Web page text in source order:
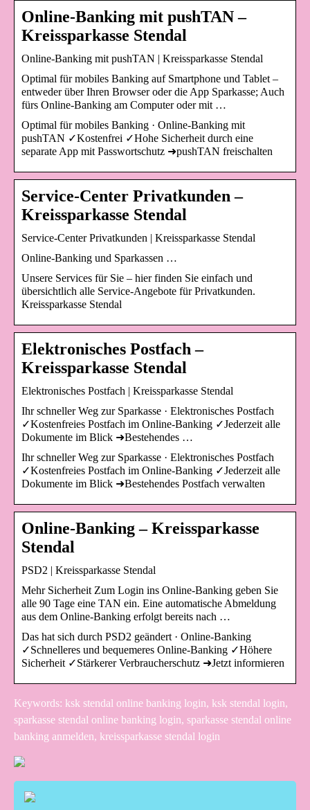
Online-Banking mit pushTAN –
Kreissparkasse Stendal
Online-Banking mit pushTAN | Kreissparkasse Stendal
Optimal für mobiles Banking auf Smartphone und Tablet –
entweder über Ihren Browser oder die App Sparkasse; Auch
fürs Online-Banking am Computer oder mit …
Optimal für mobiles Banking · Online-Banking mit
pushTAN ✓Kostenfrei ✓Hohe Sicherheit durch eine
separate App mit Passwortschutz ➜pushTAN freischalten
Service-Center Privatkunden –
Kreissparkasse Stendal
Service-Center Privatkunden | Kreissparkasse Stendal
Online-Banking und Sparkassen …
Unsere Services für Sie – hier finden Sie einfach und
übersichtlich alle Service-Angebote für Privatkunden.
Kreissparkasse Stendal
Elektronisches Postfach –
Kreissparkasse Stendal
Elektronisches Postfach | Kreissparkasse Stendal
Ihr schneller Weg zur Sparkasse · Elektronisches Postfach
✓Kostenfreies Postfach im Online-Banking ✓Jederzeit alle
Dokumente im Blick ➜Bestehendes …
Ihr schneller Weg zur Sparkasse · Elektronisches Postfach
✓Kostenfreies Postfach im Online-Banking ✓Jederzeit alle
Dokumente im Blick ➜Bestehendes Postfach verwalten
Online-Banking – Kreissparkasse
Stendal
PSD2 | Kreissparkasse Stendal
Mehr Sicherheit Zum Login ins Online-Banking geben Sie
alle 90 Tage eine TAN ein. Eine automatische Abmeldung
aus dem Online-Banking erfolgt bereits nach …
Das hat sich durch PSD2 geändert · Online-Banking
✓Schnelleres und bequemeres Online-Banking ✓Höhere
Sicherheit ✓Stärkerer Verbraucherschutz ➜Jetzt informieren
Keywords: ksk stendal online banking login, ksk stendal login,
sparkasse stendal online banking login, sparkasse stendal online
banking anmelden, kreissparkasse stendal login